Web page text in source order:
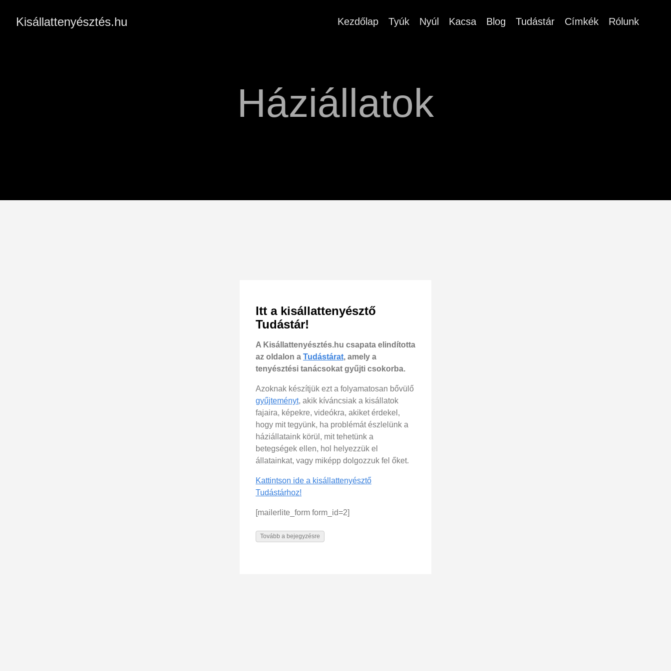
Kisállattenyésztés.hu Kezdőlap Tyúk Nyúl Kacsa Blog Tudástár Címkék Rólunk
Háziállatok
Itt a kisállattenyésztő
Tudástár!
A Kisállattenyésztés.hu csapata elindította
az oldalon a Tudástárat, amely a
tenyésztési tanácsokat gyűjti csokorba.
Azoknak készítjük ezt a folyamatosan bővülő
gyűjteményt, akik kíváncsiak a kisállatok
fajaira, képekre, videókra, akiket érdekel,
hogy mit tegyünk, ha problémát észlelünk a
háziállataink körül, mit tehetünk a
betegségek ellen, hol helyezzük el
állatainkat, vagy miképp dolgozzuk fel őket.
Kattintson ide a kisállattenyésztő
Tudástárhoz!
[mailerlite_form form_id=2]
Tovább a bejegyzésre